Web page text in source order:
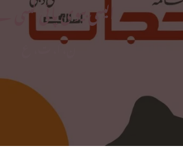
ایسی بیوی پائی کسی نے؟
ن، ا، ت، ع